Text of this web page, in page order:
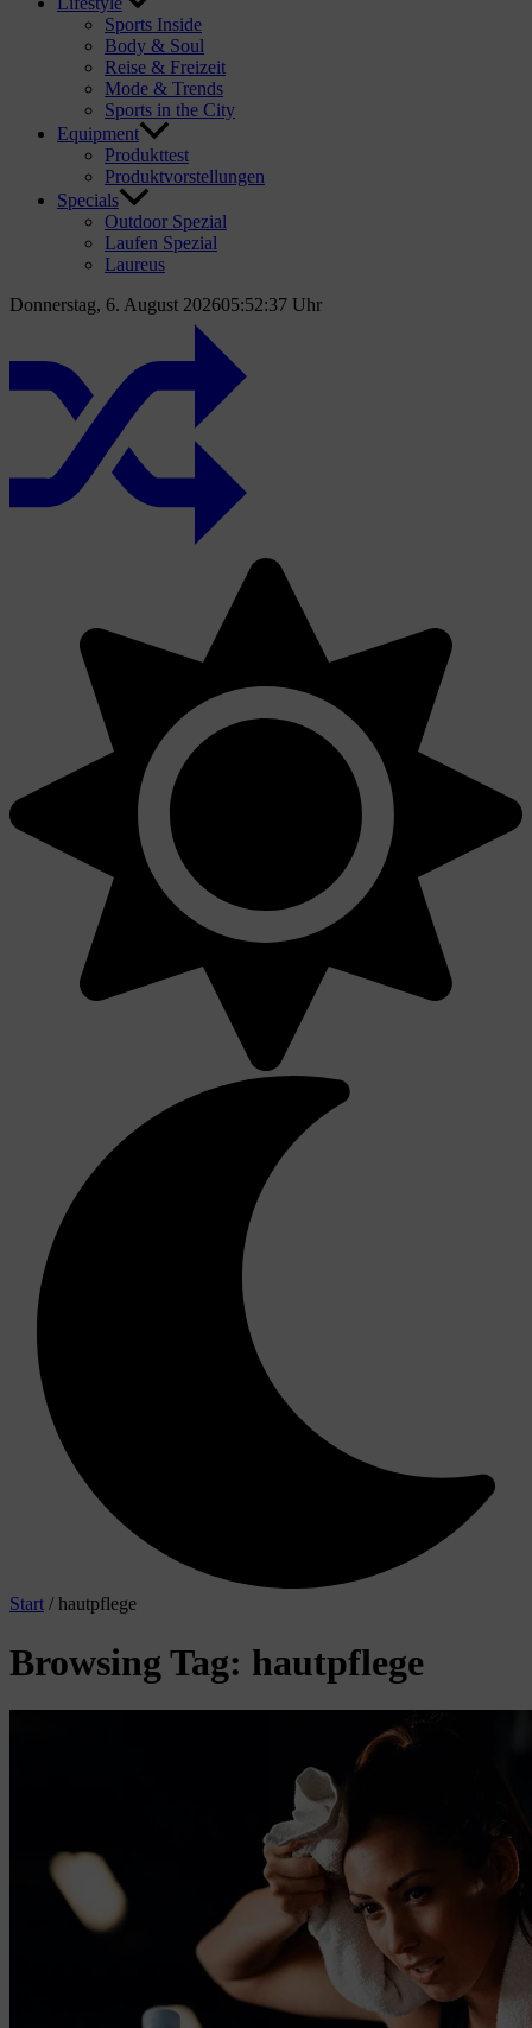
Sports Inside
Body & Soul
Reise & Freizeit
Mode & Trends
Sports in the City
Equipment
Produkttest
Produktvorstellungen
Specials
Outdoor Spezial
Laufen Spezial
Laureus
Donnerstag, 6. August 202605:52:39 Uhr
Start / hautpflege
Browsing Tag: hautpflege